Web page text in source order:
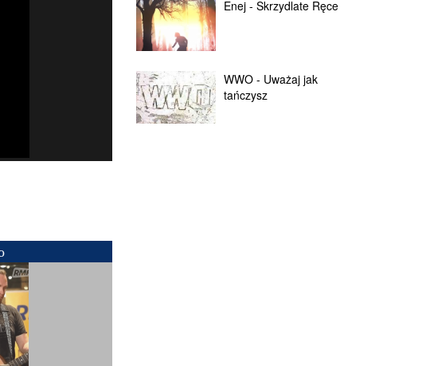
Enej - Skrzydlate Ręce
WWO - Uważaj jak
tańczysz